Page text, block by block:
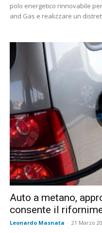
polo energetico rinnovabile
and Gas e realizzare un
Auto a metano,
consente il
Leonardo Masnata - 21 Marzo